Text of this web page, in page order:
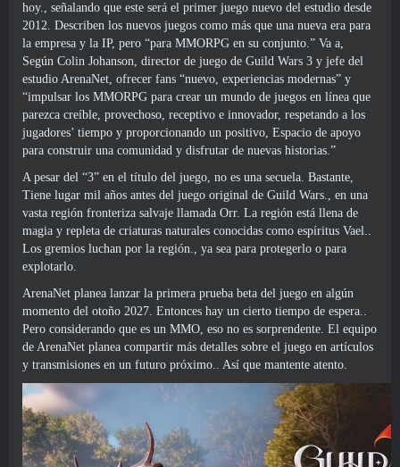
hoy., señalando que este será el primer juego nuevo del estudio desde
2012. Describen los nuevos juegos como más que una nueva era para
la empresa y la IP, pero “para MMORPG en su conjunto.” Va a,
Según Colin Johanson, director de juego de Guild Wars 3 y jefe del
estudio ArenaNet, ofrecer fans “nuevo, experiencias modernas” y
“impulsar los MMORPG para crear un mundo de juegos en línea que
parezca creíble, provechoso, receptivo e innovador, respetando a los
jugadores’ tiempo y proporcionando un positivo, Espacio de apoyo
para construir una comunidad y disfrutar de nuevas historias.”
A pesar del “3” en el título del juego, no es una secuela. Bastante,
Tiene lugar mil años antes del juego original de Guild Wars., en una
vasta región fronteriza salvaje llamada Orr. La región está llena de
magia y repleta de criaturas naturales conocidas como espíritus Vael..
Los gremios luchan por la región., ya sea para protegerlo o para
explotarlo.
ArenaNet planea lanzar la primera prueba beta del juego en algún
momento del otoño 2027. Entonces hay un cierto tiempo de espera..
Pero considerando que es un MMO, eso no es sorprendente. El equipo
de ArenaNet planea compartir más detalles sobre el juego en artículos
y transmisiones en un futuro próximo.. Así que mantente atento.